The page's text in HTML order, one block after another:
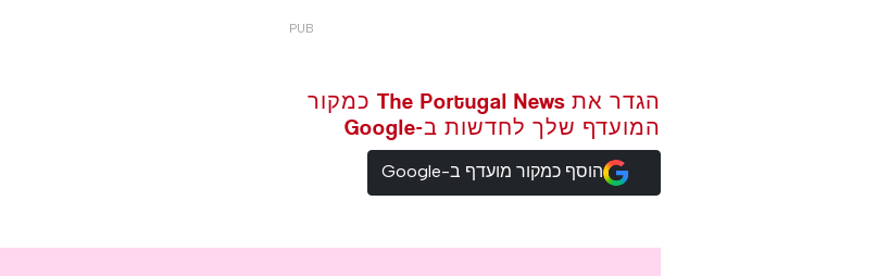
הגדר את The Portugal News כמקור
המועדף שלך לחדשות ב-Google
הוסף כמקור מועדף ב-Google